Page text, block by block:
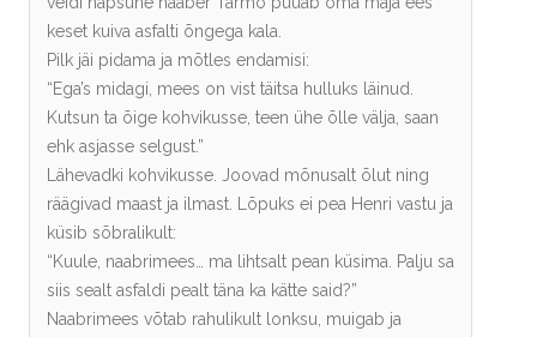
keset kuiva asfalti õngega kala.
Pilk jäi pidama ja mõtles endamisi:
“Ega’s midagi, mees on vist täitsa hulluks läinud.
Kutsun ta õige kohvikusse, teen ühe õlle välja, saan
ehk asjasse selgust.”
Lähevadki kohvikusse. Joovad mõnusalt õlut ning
räägivad maast ja ilmast. Lõpuks ei pea Henri vastu ja
küsib sõbralikult:
“Kuule, naabrimees… ma lihtsalt pean küsima. Palju sa
siis sealt asfaldi pealt täna ka kätte said?”
Naabrimees võtab rahulikult lonksu, muigab ja